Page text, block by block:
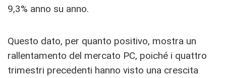
9,3% anno su anno.
Questo dato, per quanto positivo, mostra un
rallentamento del mercato PC, poiché i quattro
trimestri precedenti hanno visto una crescita